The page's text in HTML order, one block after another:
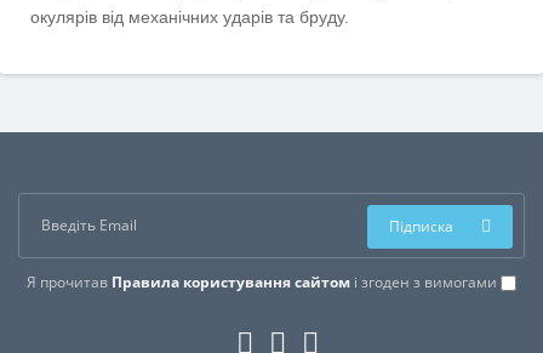
окулярів від механічних ударів та бруду.
Я прочитав Правила користування сайтом і згоден з вимогами
Підписка